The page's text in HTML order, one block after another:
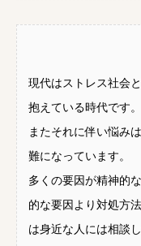
現代はストレス社会
抱えている時代です。
またそれに伴い悩み
難になっています。
多くの要因が精神的
的な要因より対処方
は身近な人には相談